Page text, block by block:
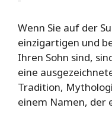
Wenn Sie auf der
einzigartigen und
Ihren Sohn sind,
eine
Tradition,
einem Namen, der